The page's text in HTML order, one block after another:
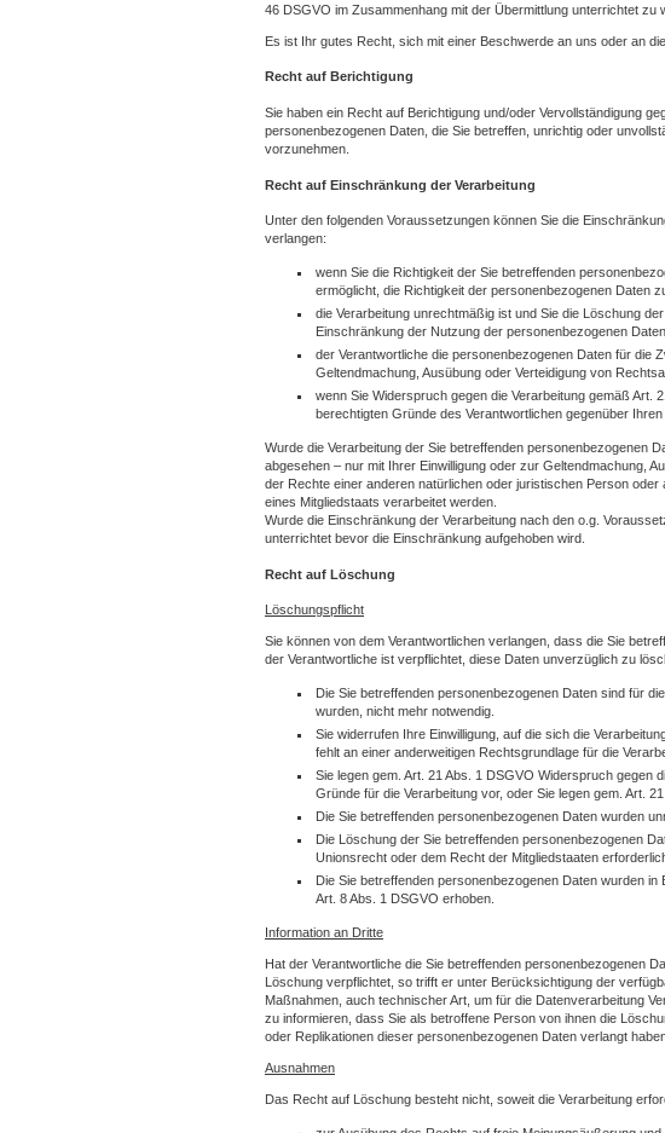
46 DSGVO im Zusammenhang mit der Übermittlung unterrichtet zu
Es ist Ihr gutes Recht, sich mit einer Beschwerde an uns oder an
Recht auf Berichtigung
Sie haben ein Recht auf Berichtigung und/oder Vervollständigung
personenbezogenen Daten, die Sie betreffen, unrichtig oder
vorzunehmen.
Recht auf Einschränkung der Verarbeitung
Unter den folgenden Voraussetzungen können Sie die
verlangen:
wenn Sie die Richtigkeit der Sie betreffenden
ermöglicht, die Richtigkeit der personenbezogenen Daten
die Verarbeitung unrechtmäßig ist und Sie die Löschung
Einschränkung der Nutzung der personenbezogenen
der Verantwortliche die personenbezogenen Daten für die
Geltendmachung, Ausübung oder Verteidigung von
wenn Sie Widerspruch gegen die Verarbeitung gemäß Art.
berechtigten Gründe des Verantwortlichen gegenüber
Wurde die Verarbeitung der Sie betreffenden personenbezogenen
abgesehen – nur mit Ihrer Einwilligung oder zur Geltendmachung,
der Rechte einer anderen natürlichen oder juristischen Person
eines Mitgliedstaats verarbeitet werden.
Wurde die Einschränkung der Verarbeitung nach den o.g.
unterrichtet bevor die Einschränkung aufgehoben wird.
Recht auf Löschung
Löschungspflicht
Sie können von dem Verantwortlichen verlangen, dass die Sie
der Verantwortliche ist verpflichtet, diese Daten unverzüglich zu
Die Sie betreffenden personenbezogenen Daten sind für
wurden, nicht mehr notwendig.
Sie widerrufen Ihre Einwilligung, auf die sich die
fehlt an einer anderweitigen Rechtsgrundlage für die
Sie legen gem. Art. 21 Abs. 1 DSGVO Widerspruch gegen
Gründe für die Verarbeitung vor, oder Sie legen gem. Art.
Die Sie betreffenden personenbezogenen Daten wurden
Die Löschung der Sie betreffenden personenbezogenen
Unionsrecht oder dem Recht der Mitgliedstaaten
Die Sie betreffenden personenbezogenen Daten wurden
Art. 8 Abs. 1 DSGVO erhoben.
Information an Dritte
Hat der Verantwortliche die Sie betreffenden personenbezogenen
Löschung verpflichtet, so trifft er unter Berücksichtigung der
Maßnahmen, auch technischer Art, um für die Datenverarbeitung
zu informieren, dass Sie als betroffene Person von ihnen die
oder Replikationen dieser personenbezogenen Daten verlangt
Ausnahmen
Das Recht auf Löschung besteht nicht, soweit die Verarbeitung